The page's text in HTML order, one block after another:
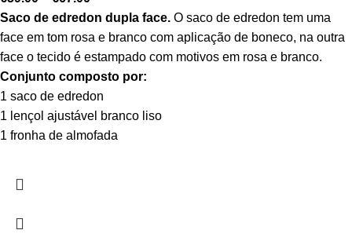
Saco de edredon dupla face. O saco de edredon tem uma
face em tom rosa e branco com aplicação de boneco, na outra
face o tecido é estampado com motivos em rosa e branco.
Conjunto composto por:
1 saco de edredon
1 lençol ajustável branco liso
1 fronha de almofada